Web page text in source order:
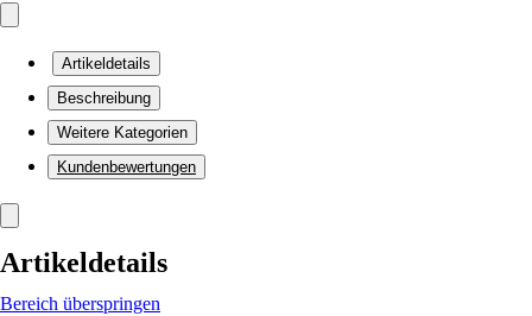
Artikeldetails
Beschreibung
Weitere Kategorien
Kundenbewertungen
Artikeldetails
Bereich überspringen